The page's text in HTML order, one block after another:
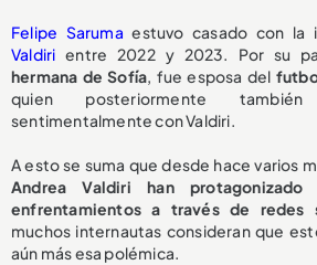
Felipe Saruma estuvo casado con la
Valdiri entre 2022 y 2023. Por su
hermana de Sofía, fue esposa del
quien posteriormente
sentimentalmente con Valdiri.
A esto se suma que desde hace varios
Andrea Valdiri han
enfrentamientos a través de redes
muchos internautas consideran que
aún más esa polémica.